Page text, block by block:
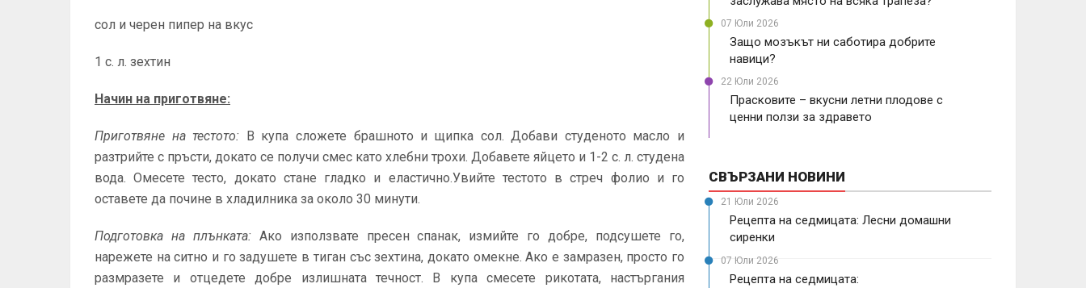
сол и черен пипер на вкус
1 с. л. зехтин
Начин на приготвяне:
Приготвяне на тестото: В купа сложете брашното и щипка сол. Добави студеното масло и
разтрийте с пръсти, докато се получи смес като хлебни трохи. Добавете яйцето и 1-2 с. л. студена
вода. Омесете тесто, докато стане гладко и еластично.Увийте тестото в стреч фолио и го
оставете да почине в хладилника за около 30 минути.
Подготовка на плънката: Ако използвате пресен спанак, измийте го добре, подсушете го,
нарежете на ситно и го задушете в тиган със зехтина, докато омекне. Ако е замразен, просто го
размразете и отцедете добре излишната течност. В купа смесете рикотата, настъргания
07 Юли 2026
Защо мозъкът ни саботира добрите
навици?
22 Юли 2026
Прасковите – вкусни летни плодове с
ценни ползи за здравето
СВЪРЗАНИ НОВИНИ
21 Юли 2026
Рецепта на седмицата: Лесни домашни
сиренки
07 Юли 2026
Рецепта на седмицата: